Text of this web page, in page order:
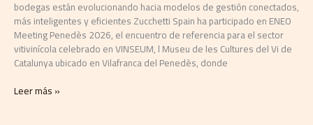
bodegas están evolucionando hacia modelos de gestión conectados,
más inteligentes y eficientes Zucchetti Spain ha participado en ENEO
Meeting Penedès 2026, el encuentro de referencia para el sector
vitivinícola celebrado en VINSEUM, l Museu de les Cultures del Vi de
Catalunya ubicado en Vilafranca del Penedès, donde
Leer más »